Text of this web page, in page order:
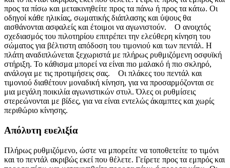
προς τα πίσω και μετακινηθείτε προς τα πάνω ή προς τα κάτω. Οι
οδηγοί κάθε ηλικίας, σωματικής διάπλασης και ύψους θα
αισθάνονται ασφαλείς και έτοιμοι να αγωνιστούν. Ο ανοιχτός
σχεδιασμός του πιλοτηρίου επιτρέπει την ελεύθερη κίνηση του
σώματος για βέλτιστη απόδοση του τιμονιού και των πεντάλ. Η
πλάτη αναδιπλώνεται ξεχωριστά με πλήρως ρυθμιζόμενη οσφυϊκή
στήριξη. Το κάθισμα μπορεί να είναι πιο μαλακό ή πιο σκληρό,
ανάλογα με τις προτιμήσεις σας. Οι πλάκες του πεντάλ και
τιμονιού διαθέτουν μοναδική κίνηση, για να προσαρμόζονται σε
μια μεγάλη ποικιλία αγωνιστικών στυλ. Όλες οι ρυθμίσεις
στερεώνονται με βίδες, για να είναι εντελώς άκαμπτες και χωρίς
περιθώριο κίνησης.
Απόλυτη ευελιξία
Πλήρως ρυθμιζόμενο, ώστε να μπορείτε να τοποθετείτε το τιμόνι
και το πεντάλ ακριβώς εκεί που θέλετε. Γείρετε προς τα εμπρός και